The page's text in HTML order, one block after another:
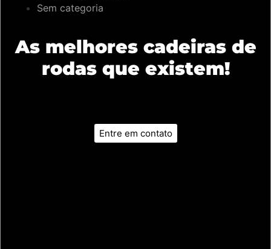
Sem categoria
As melhores cadeiras de
rodas que existem!
Entre em contato